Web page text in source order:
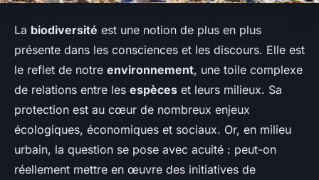
La biodiversité est une notion de plus en plus
présente dans les consciences et les discours. Elle est
le reflet de notre environnement, une toile complexe
de relations entre les espèces et leurs milieux. Sa
protection est au cœur de nombreux enjeux
écologiques, économiques et sociaux. Or, en milieu
urbain, la question se pose avec acuité : peut-on
réellement mettre en œuvre des initiatives de